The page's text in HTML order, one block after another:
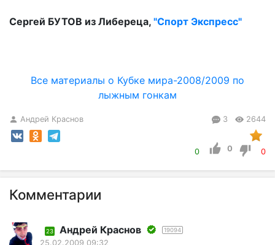
Сергей БУТОВ из Либереца, "Спорт Экспресс"
Все материалы о Кубке мира-2008/2009 по
лыжным гонкам
Андрей Краснов 3 2644
0 0 0
Комментарии
23 Андрей Краснов 19094
25.02.2009 09:32